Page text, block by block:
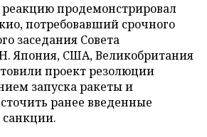
продемонстрировал
потребовавший срочного
заседания Совета
Япония, США, Великобритания
проект резолюции
запуска ракеты и
ранее введенные